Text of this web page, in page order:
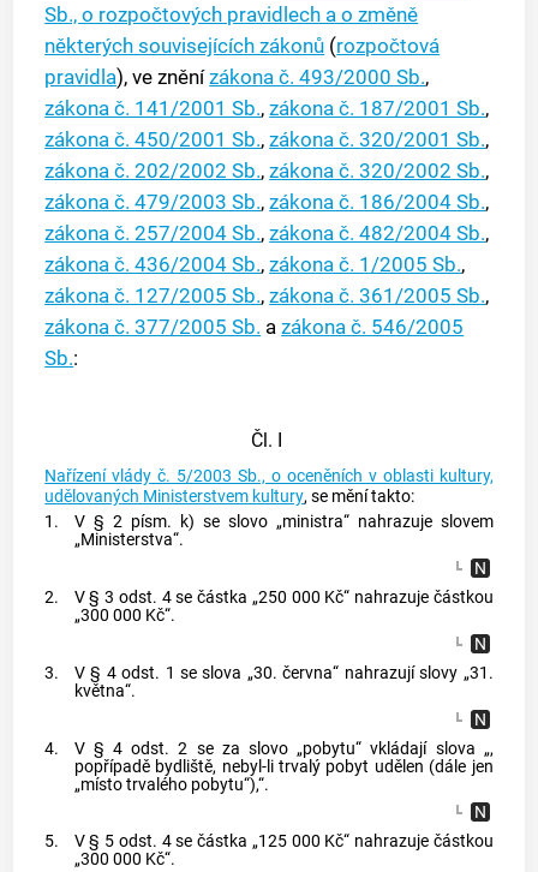
Sb., o rozpočtových pravidlech a o změně
některých souvisejících zákonů (rozpočtová
pravidla), ve zněnízákona č. 493/2000 Sb.,
zákona č. 141/2001 Sb.,zákona č. 187/2001 Sb.,
zákona č. 450/2001 Sb.,zákona č. 320/2001 Sb.,
zákona č. 202/2002 Sb.,zákona č. 320/2002 Sb.,
zákona č. 479/2003 Sb.,zákona č. 186/2004 Sb.,
zákona č. 257/2004 Sb.,zákona č. 482/2004 Sb.,
zákona č. 436/2004 Sb.,zákona č. 1/2005 Sb.,
zákona č. 127/2005 Sb.,zákona č. 361/2005 Sb.,
zákona č. 377/2005 Sb. azákona č. 546/2005
Sb.:
Čl. I
Nařízení vlády č. 5/2003 Sb., o oceněních v oblasti kultury,
udělovaných Ministerstvem kultury, se mění takto:
1.
V § 2 písm. k) se slovo „ministra“ nahrazuje slovem
„Ministerstva“.
2.
V § 3 odst. 4 se částka „250 000 Kč“ nahrazuje částkou
„300 000 Kč“.
3.
V § 4 odst. 1 se slova „30. června“ nahrazují slovy „31.
května“.
4.
V § 4 odst. 2 se za slovo „pobytu“ vkládají slova „,
popřípadě bydliště, nebyl-li trvalý pobyt udělen (dále jen
„místo trvalého pobytu“),“.
5.
V § 5 odst. 4 se částka „125 000 Kč“ nahrazuje částkou
„300 000 Kč“.